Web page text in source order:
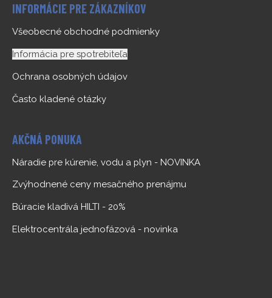
INFORMÁCIE PRE ZÁKAZNÍKOV
Všeobecné obchodné podmienky
Informácia pre spotrebiteľa
Ochrana osobných údajov
Často kladené otázky
AKČNÁ PONUKA
Náradie pre kúrenie, vodu a plyn - NOVINKA
Zvýhodnené ceny mesačného prenájmu
Búracie kladivá HILTI - 20%
Elektrocentrála jednofázová - novinka